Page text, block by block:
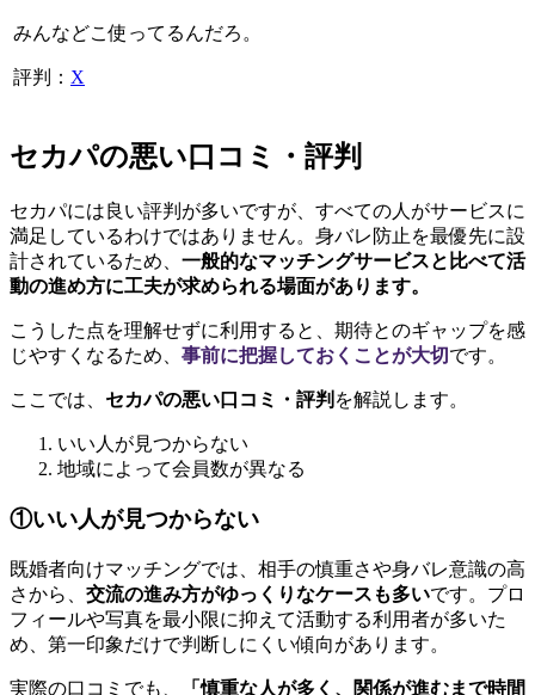
みんなどこ使ってるんだろ。
評判： X
セカパの悪い口コミ・評判
セカパには良い評判が多いですが、すべての人がサービスに
満足しているわけではありません。身バレ防止を最優先に設
計されているため、 一般的なマッチングサービスと比べて活
動の進め方に工夫が求められる場面があります。
こうした点を理解せずに利用すると、期待とのギャップを感
じやすくなるため、 事前に把握しておくことが大切 です。
ここでは、 セカパの悪い口コミ・評判 を解説します。
いい人が見つからない
地域によって会員数が異なる
①いい人が見つからない
既婚者向けマッチングでは、相手の慎重さや身バレ意識の高
さから、 交流の進み方がゆっくりなケースも多いです。プロ
フィールや写真を最小限に抑えて活動する利用者が多いた
め、第一印象だけで判断しにくい傾向があります。
実際の口コミでも、 「慎重な人が多く、関係が進むまで時間